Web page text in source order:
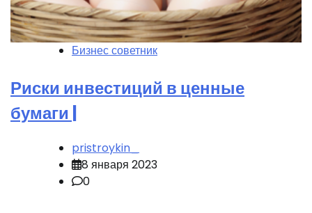
Бизнес советник
Риски инвестиций в ценные
бумаги |
pristroykin_
8 января 2023
0